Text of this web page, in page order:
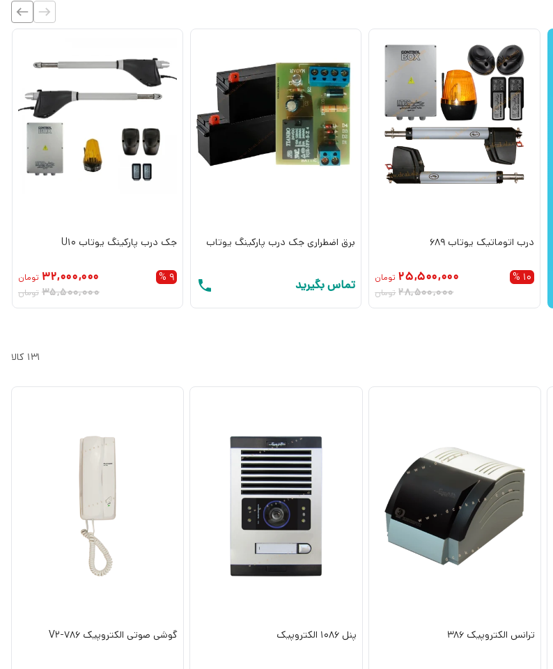
درب اتوماتیک یوتاب 689
10 %
25,500,000 تومان
28,500,000 تومان
برق اضطراری جک درب پارکینگ یوتاب
تماس بگیرید
جک درب پارکینگ یوتاب U10
9 %
32,000,000 تومان
35,500,000 تومان
131 کالا
ترانس الکتروپیک 386 پنل 1086 الکتروپیک گوشی صوتی الکتروپیک V2-786